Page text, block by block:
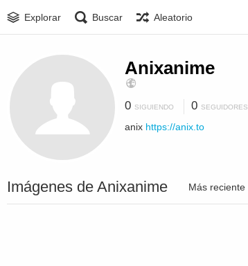
Explorar Buscar Aleatorio
Anixanime
0 SIGUIENDO 0 SEGUIDORES
anix https://anix.to
Imágenes de Anixanime Más reciente